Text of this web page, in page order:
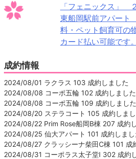
「フェニックス」
東船岡駅前アパー
料・ペット飼育可
カード払い可能です。
成約情報
2024/08/01 ラクラス 103 成約しました
2024/08/08 コーポ五輪 102 成約しました
2024/08/08 コーポ五輪 109 成約しました
2024/08/20 ステラコート 105 成約しま
2024/08/22 Prim Rose船岡B棟 207 成約
2024/08/25 仙大アパート 101 成約しまし
2024/08/27 クラッシーナ柴田C棟 101 成
2024/08/31 コーポラス太子堂Ⅰ 302 成約